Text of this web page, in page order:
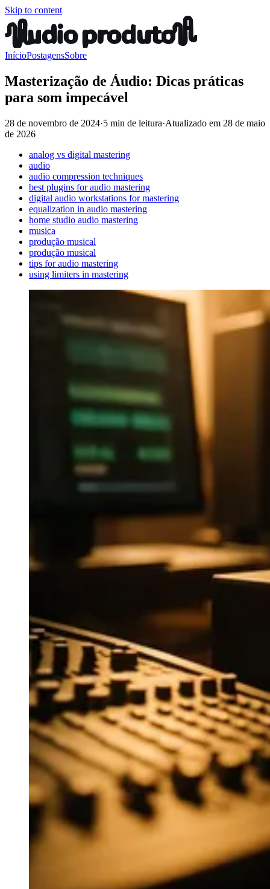
Skip to content
InícioPostagensSobre
Masterização de Áudio: Dicas práticas
para som impecável
28 de novembro de 2024·5 min de leitura·Atualizado em 28 de maio
de 2026
analog vs digital mastering
audio
audio compression techniques
best plugins for audio mastering
digital audio workstations for mastering
equalization in audio mastering
home studio audio mastering
musica
produção musical
produção musical
tips for audio mastering
using limiters in mastering